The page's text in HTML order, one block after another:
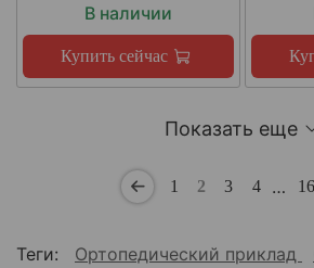
В наличии
Купить сейчас
Показать еще
1 2 3 4 … 16
Теги: Ортопедический приклад